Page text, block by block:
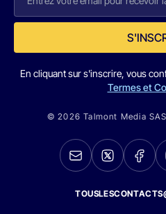
En cliquant sur s'inscrire, vous
Termes et
© 2026 Talmont Media